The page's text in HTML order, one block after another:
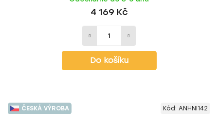
4 169 Kč
Do košíku
ČESKÁ VÝROBA Kód: ANHNI142